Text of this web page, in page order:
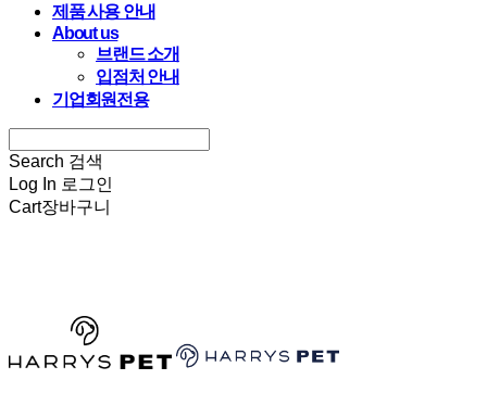
제품 사용 안내
About us
브랜드 소개
입점처 안내
기업회원전용
Search 검색
Log In 로그인
Cart장바구니